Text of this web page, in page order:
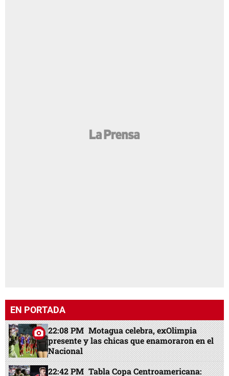
EN PORTADA
22:08 PM Motagua celebra, exOlimpia
presente y las chicas que enamoraron en el
Nacional
22:42 PM Tabla Copa Centroamericana: